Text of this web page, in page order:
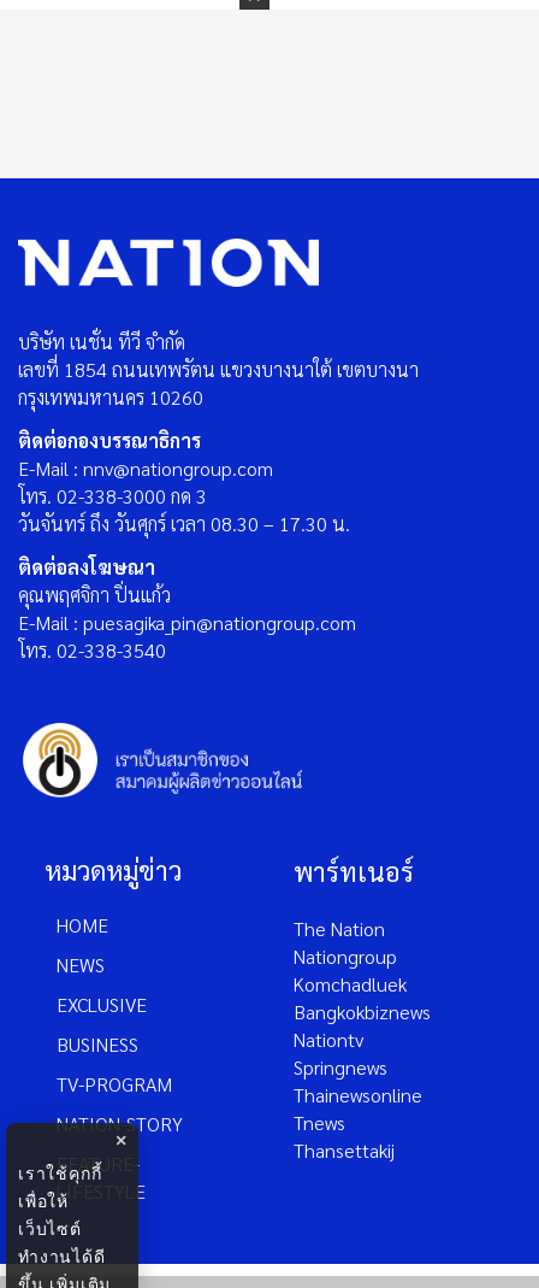
บริษัท เนชั่น ทีวี จำกัด
เลขที่ 1854 ถนนเทพรัตน แขวงบางนาใต้ เขตบางนา
กรุงเทพมหานคร 10260
ติดต่อกองบรรณาธิการ
E-Mail : nnv@nationgroup.com
โทร. 02-338-3000 กด 3
วันจันทร์ ถึง วันศุกร์ เวลา 08.30 – 17.30 น.
ติดต่อลงโฆษณา
คุณพฤศจิกา ปิ่นแก้ว
E-Mail : puesagika_pin@nationgroup.com
โทร. 02-338-3540
หมวดหมู่ข่าว
HOME
NEWS
EXCLUSIVE
BUSINESS
TV-PROGRAM
NATION-STORY
FEATURE-
LIFESTYLE
พาร์ทเนอร์
The Nation
Nationgroup
Komchadluek
Bangkokbiznews
Nationtv
Springnews
Thainewsonline
Tnews
Thansettakij
×
เราใช้คุกกี้
เพื่อให้
เว็บไซต์
ทำงานได้ดี